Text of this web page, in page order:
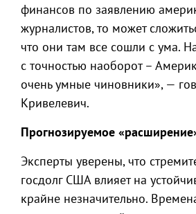
финансов по заявлению
журналистов, то может
что они там все сошли с ума.
с точностью наоборот –
очень умные чиновники», —
Кривелевич.
Прогнозируемое
Эксперты уверены, что
госдолг США влияет на
крайне незначительно.